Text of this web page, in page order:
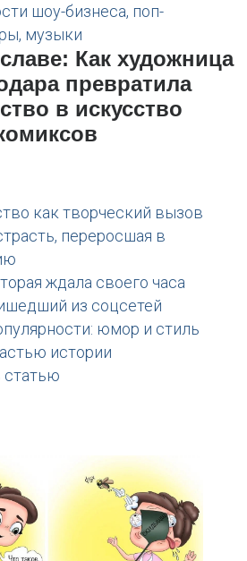
Как художница
превратила
в искусство
как творческий вызов
переросшая в
ждала своего часа
из соцсетей
юмор и стиль
истории
статью